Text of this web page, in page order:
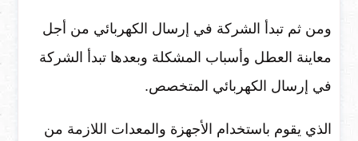
ومن ثم تبدأ الشركة في إرسال الكهربائي من أجل
معاينة العطل وأسباب المشكلة وبعدها تبدأ الشركة
في إرسال الكهربائي المتخصص.
الذي يقوم باستخدام الأجهزة والمعدات اللازمة من